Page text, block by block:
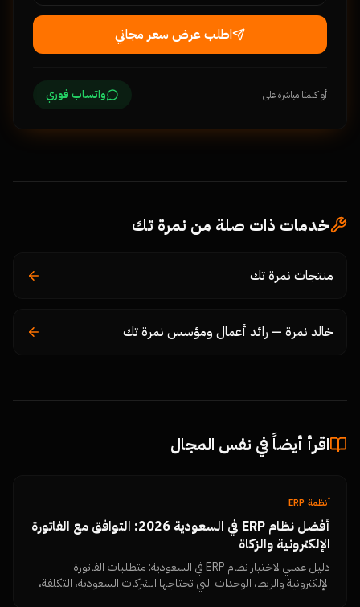
اطلب عرض سعر مجاني
أو كلمنا مباشرة على واتساب فوري
خدمات ذات صلة من نمرة تك
منتجات نمرة تك
خالد نمرة — رائد أعمال ومؤسس نمرة تك
اقرأ أيضاً في نفس المجال
أنظمة ERP
أفضل نظام ERP في السعودية 2026: التوافق مع الفاتورة
الإلكترونية والزكاة
دليل عملي لاختيار نظام ERP في السعودية: متطلبات الفاتورة
الإلكترونية والربط، الوحدات التي تحتاجها الشركات السعودية، التكلفة،